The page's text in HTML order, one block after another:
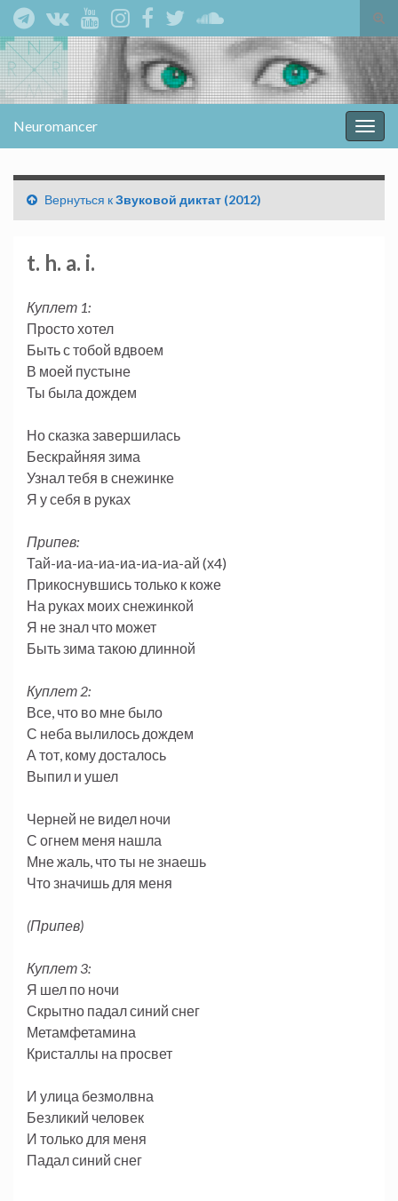
Вкл/
Search for:
Вкл/
выкл
Neuromancer
Вернуться кЗвуковой диктат (2012)
t. h. a. i.
Куплет 1:
Просто хотел
Быть с тобой вдвоем
В моей пустыне
Ты была дождем
Но сказка завершилась
Бескрайняя зима
Узнал тебя в снежинке
Я у себя в руках
Припев:
Тай-иа-иа-иа-иа-иа-иа-ай (х4)
Прикоснувшись только к коже
На руках моих снежинкой
Я не знал что может
Быть зима такою длинной
Куплет 2:
Все, что во мне было
С неба вылилось дождем
А тот, кому досталось
Выпил и ушел
Черней не видел ночи
С огнем меня нашла
Мне жаль, что ты не знаешь
Что значишь для меня
(Припев)
Куплет 3:
Я шел по ночи
Скрытно падал синий снег
Метамфетамина
Кристаллы на просвет
И улица безмолвна
Безликий человек
И только для меня
Падал синий снег